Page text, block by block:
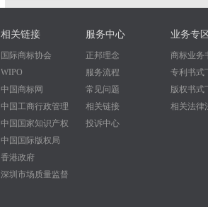
相关链接
国际商标协会
WIPO
中国商标网
中国工商行政管理
中国国家知识产权
中国国际版权局
香港政府
深圳市场质量监督
服务中心
正邦理念
服务流程
常见问题
相关链接
投诉中心
业务专区
商标业务
专利书式
版权书式
相关法律